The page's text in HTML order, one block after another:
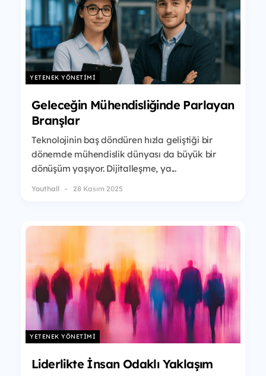
YETENEK YÖNETIMI
Geleceğin Mühendisliğinde Parlayan
Branşlar
Teknolojinin baş döndüren hızla geliştiği bir
dönemde mühendislik dünyası da büyük bir
dönüşüm yaşıyor. Dijitalleşme, ya...
Youthall 28 Kasım 2025
YETENEK YÖNETIMI
Liderlikte İnsan Odaklı Yaklaşım